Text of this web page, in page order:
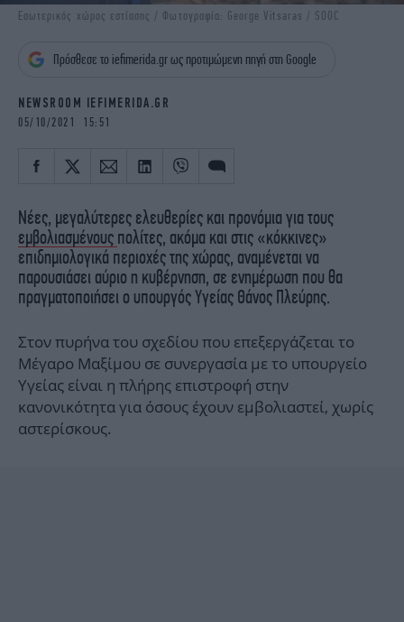
iBOOKS
ΖΩΔΙΑ
MEDIA
ELAMEFORA
NEWSLETTER
Εσωτερικός χώρος εστίασης / Φωτογραφία: George Vitsaras / SOOC
Πρόσθεσε το iefimerida.gr ως προτιμώμενη πηγή στη Google
NEWSROOM IEFIMERIDA.GR
05/10/2021 15:51
Νέες, μεγαλύτερες ελευθερίες και προνόμια για τους
εμβολιασμένους πολίτες, ακόμα και στις «κόκκινες»
επιδημιολογικά περιοχές της χώρας, αναμένεται να
παρουσιάσει αύριο η κυβέρνηση, σε ενημέρωση που θα
πραγματοποιήσει ο υπουργός Υγείας Θάνος Πλεύρης.
Στον πυρήνα του σχεδίου που επεξεργάζεται το
Μέγαρο Μαξίμου σε συνεργασία με το υπουργείο
Υγείας είναι η πλήρης επιστροφή στην
κανονικότητα για όσους έχουν εμβολιαστεί, χωρίς
αστερίσκους.